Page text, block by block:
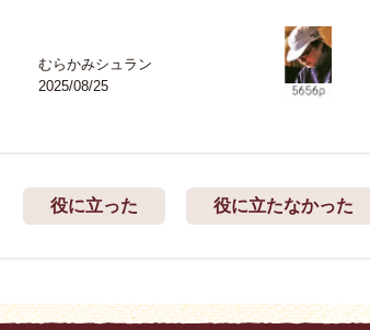
むらかみシュラン
2025/08/25
役に立った 役に立たなかった